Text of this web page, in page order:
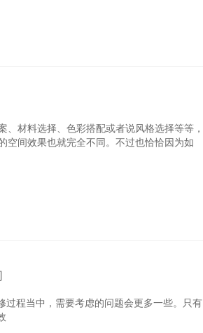
材料选择、色彩搭配或者说风格选择等等，
空间效果也就完全不同。不过也恰恰因为如
过程当中，需要考虑的问题会更多一些。只有